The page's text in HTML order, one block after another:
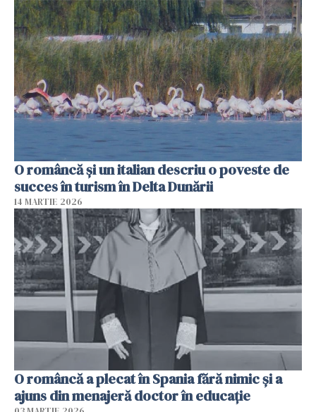
O româncă și un italian descriu o poveste de
succes în turism în Delta Dunării
14 MARTIE 2026
O româncă a plecat în Spania fără nimic și a
ajuns din menajeră doctor în educație